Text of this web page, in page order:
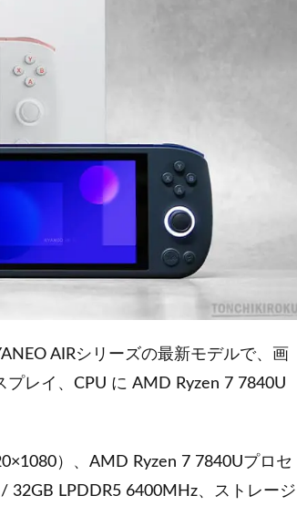
AIRシリーズの最新モデルで、画
レイ、CPU に AMD Ryzen 7 7840U
）、AMD Ryzen 7 7840Uプロセ
32GB LPDDR5 6400MHz、ストレージ